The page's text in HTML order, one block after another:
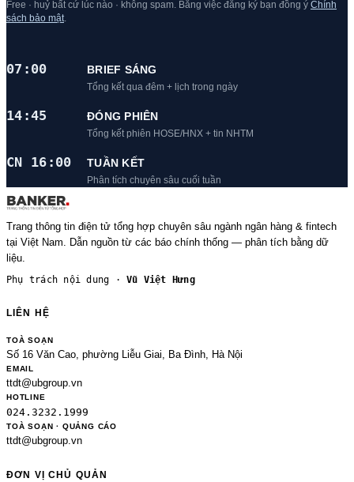
Free · huỷ bất cứ lúc nào · không spam. Bằng việc đăng ký bạn đồng ý Chính
sách bảo mật
07:00 BRIEF SÁNG
Tổng kết qua đêm + lịch trong ngày
14:45 ĐÓNG PHIÊN
Tổng kết phiên HOSE/HNX + tin NHTM
CN 16:00 TUẦN KẾT
Phân tích chuyên sâu cuối tuần
Trang thông tin điện tử tổng hợp chuyên sâu ngành ngân hàng & fintech
tại Việt Nam. Dẫn nguồn từ các báo chính thống — phân tích bằng dữ
liệu.
Phụ trách nội dung ·Vũ Việt Hưng
LIÊN HỆ
TOÀ SOẠN
Số 16 Văn Cao, phường Liễu Giai, Ba Đình, Hà Nội
EMAIL
ttdt@ubgroup.vn
HOTLINE
024.3232.1999
TOÀ SOẠN · QUẢNG CÁO
ttdt@ubgroup.vn
ĐƠN VỊ CHỦ QUẢN